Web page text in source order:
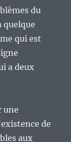
du
quelque
qui est
a deux
une
de
aux